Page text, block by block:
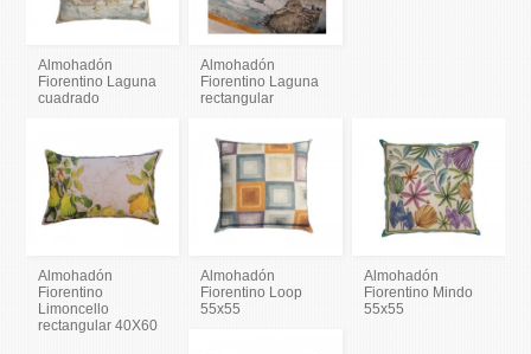
Almohadón
Fiorentino Laguna
cuadrado
Almohadón
Fiorentino Laguna
rectangular
Almohadón
Fiorentino
Limoncello
rectangular 40X60
Almohadón
Fiorentino Loop
55x55
Almohadón
Fiorentino Mindo
55x55